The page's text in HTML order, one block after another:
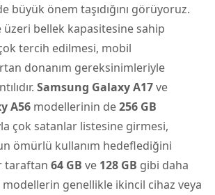
büyük önem taşıdığını görüyoruz.
üzeri bellek kapasitesine sahip
tercih edilmesi, mobil
donanım gereksinimleriyle
Samsung Galaxy A17ve
A56 modellerinin de256 GB
çok satanlar listesine girmesi,
ömürlü kullanım hedeflediğini
taraftan 64 GB ve 128 GB gibi daha
genellikle ikincil cihaz veya